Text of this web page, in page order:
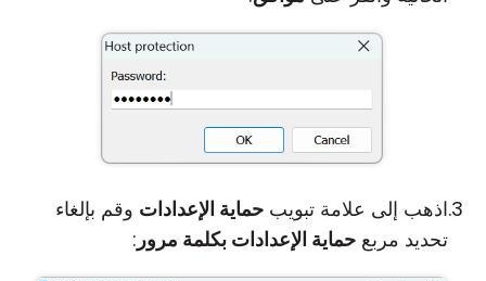
اذهب إلى علامة تبويب حماية الإعدادات وقم بإلغاء
تحديد مربع حماية الإعدادات بكلمة مرور :